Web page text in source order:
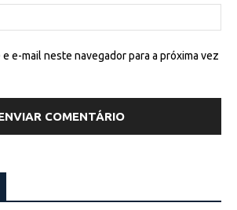
e e-mail neste navegador para a próxima vez